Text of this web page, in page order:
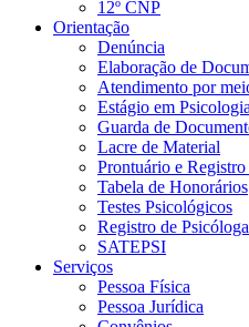
12º CNP
Orientação
Denúncia
Elaboração de
Atendimento por
Estágio em
Guarda de
Lacre de Material
Prontuário e
Tabela de Honorários
Testes Psicológicos
Registro de
SATEPSI
Serviços
Pessoa Física
Pessoa Jurídica